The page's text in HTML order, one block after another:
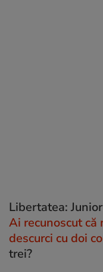
Libertatea:
Ai recunoscut că
descurci cu doi
trei?